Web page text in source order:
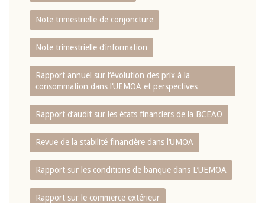
Note trimestrielle de conjoncture
Note trimestrielle d‘information
Rapport annuel sur l‘évolution des prix à la
consommation dans l‘UEMOA et perspectives
Rapport d‘audit sur les états financiers de la BCEAO
Revue de la stabilité financière dans l‘UMOA
Rapport sur les conditions de banque dans L‘UEMOA
Rapport sur le commerce extérieur